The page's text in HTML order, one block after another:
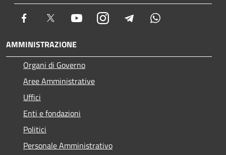
Facebook Twitter YoutubeInstagram Telegram
AMMINISTRAZIONE
Organi di Governo
Aree Amministrative
Uffici
Enti e fondazioni
Politici
Personale Amministrativo